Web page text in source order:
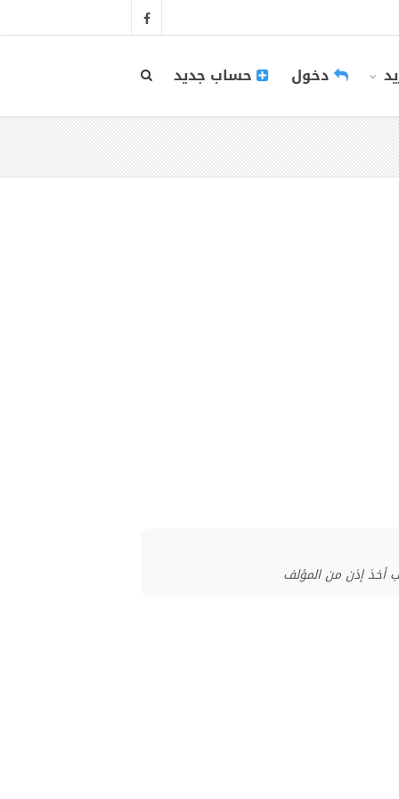
دخول حساب جديد
أخذ إذن من المؤلف